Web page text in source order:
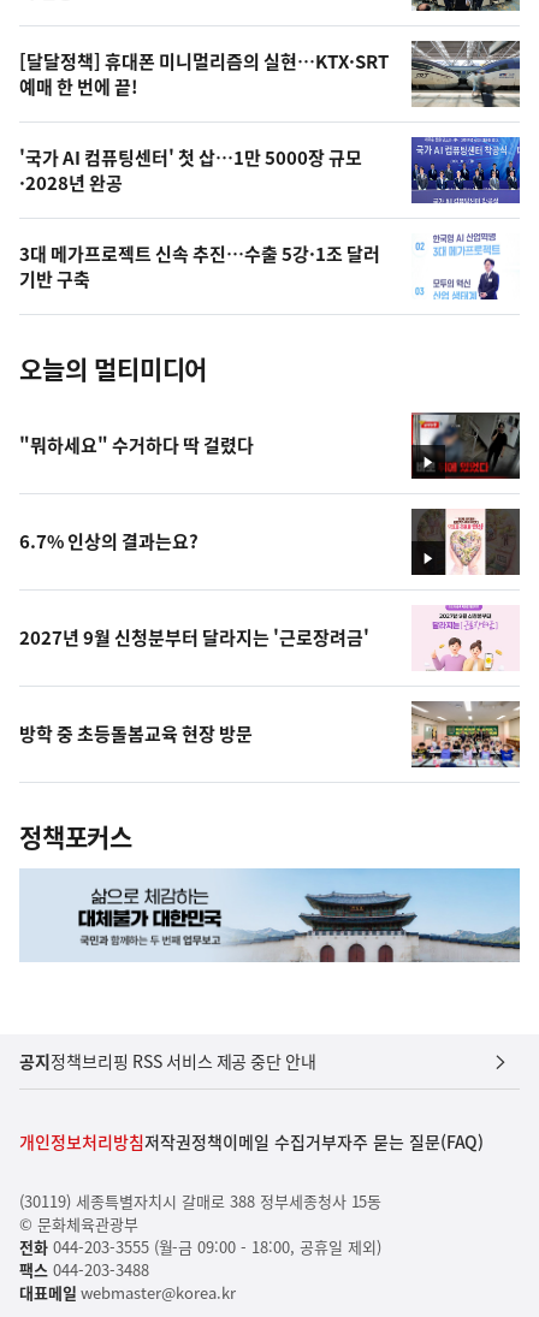
의
영
상
오
늘
사
진
[달달정책] 휴대폰 미니멀리즘의 실현…KTX·SRT
예매 한 번에 끝!
'국가 AI 컴퓨팅센터' 첫 삽…1만 5000장 규모
·2028년 완공
3대 메가프로젝트 신속 추진…수출 5강·1조 달러
기반 구축
오늘의 멀티미디어
영
상
"뭐하세요" 수거하다 딱 걸렸다
영
상
6.7% 인상의 결과는요?
2027년 9월 신청분부터 달라지는 '근로장려금'
방학 중 초등돌봄교육 현장 방문
정책포커스
공지정책브리핑 RSS 서비스 제공 중단 안내
개인정보처리방침저작권정책이메일 수집거부자주 묻는 질문(FAQ)
(30119) 세종특별자치시 갈매로 388 정부세종청사 15동
© 문화체육관광부
전화044-203-3555 (월-금 09:00 - 18:00, 공휴일 제외)
팩스044-203-3488
대표메일 webmaster@korea.kr